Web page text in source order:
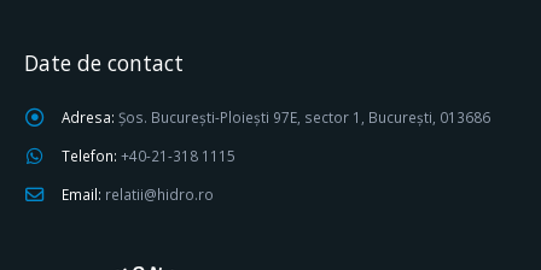
Date de contact
Adresa: Șos. București-Ploiești 97E, sector 1, București, 013686
Telefon: +40-21-318 1115
Email: relatii@hidro.ro